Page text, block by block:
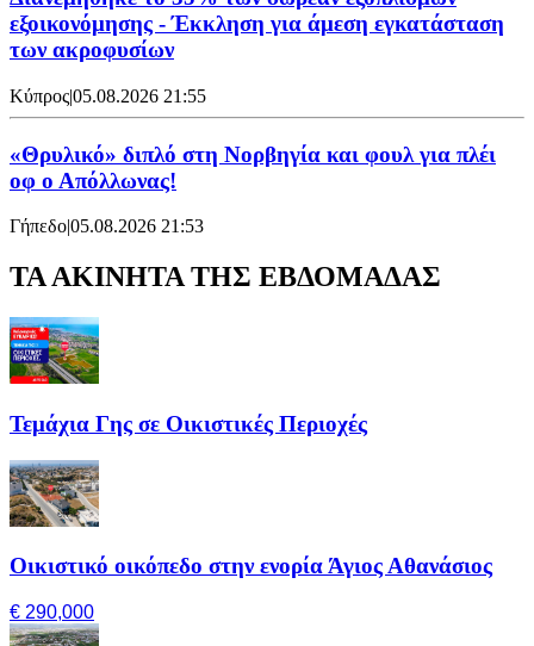
εξοικονόμησης - Έκκληση για άμεση εγκατάσταση
των ακροφυσίων
Κύπρος|05.08.2026 21:55
«Θρυλικό» διπλό στη Νορβηγία και φουλ για πλέι
οφ ο Απόλλωνας!
Γήπεδο|05.08.2026 21:53
ΤΑ ΑΚΙΝΗΤΑ ΤΗΣ ΕΒΔΟΜΑΔΑΣ
Τεμάχια Γης σε Οικιστικές Περιοχές
Οικιστικό οικόπεδο στην ενορία Άγιος Αθανάσιος
€ 290,000